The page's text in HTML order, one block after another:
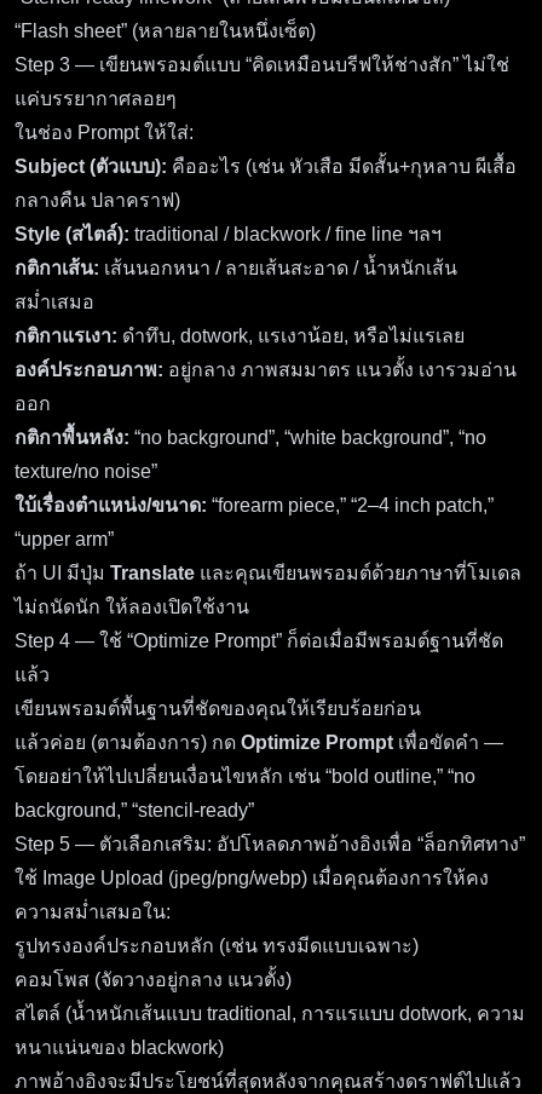
“Flash sheet” (หลายลายในหนึ่งเซ็ต)
Step 3 — เขียนพรอมต์แบบ “คิดเหมือนบรีฟให้ช่างสัก” ไม่ใช่
แค่บรรยากาศลอยๆ
ในช่อง Prompt ให้ใส่:
Subject (ตัวแบบ): คืออะไร (เช่น หัวเสือ มีดสั้น+กุหลาบ ผีเสื้อ
กลางคืน ปลาคราฟ)
Style (สไตล์): traditional / blackwork / fine line ฯลฯ
กติกาเส้น: เส้นนอกหนา / ลายเส้นสะอาด / น้ำหนักเส้น
สม่ำเสมอ
กติกาแรเงา: ดำทึบ, dotwork, แรเงาน้อย, หรือไม่แรเลย
องค์ประกอบภาพ: อยู่กลาง ภาพสมมาตร แนวตั้ง เงารวมอ่าน
ออก
กติกาพื้นหลัง: “no background”, “white background”, “no
texture/no noise”
ใบ้เรื่องตำแหน่ง/ขนาด: “forearm piece,” “2–4 inch patch,”
“upper arm”
ถ้า UI มีปุ่ม Translate และคุณเขียนพรอมต์ด้วยภาษาที่โมเดล
ไม่ถนัดนัก ให้ลองเปิดใช้งาน
Step 4 — ใช้ “Optimize Prompt” ก็ต่อเมื่อมีพรอมต์ฐานที่ชัด
แล้ว
เขียนพรอมต์พื้นฐานที่ชัดของคุณให้เรียบร้อยก่อน
แล้วค่อย (ตามต้องการ) กด Optimize Prompt เพื่อขัดคำ —
โดยอย่าให้ไปเปลี่ยนเงื่อนไขหลัก เช่น “bold outline,” “no
background,” “stencil-ready”
Step 5 — ตัวเลือกเสริม: อัปโหลดภาพอ้างอิงเพื่อ “ล็อกทิศทาง”
ใช้ Image Upload (jpeg/png/webp) เมื่อคุณต้องการให้คง
ความสม่ำเสมอใน:
รูปทรงองค์ประกอบหลัก (เช่น ทรงมีดแบบเฉพาะ)
คอมโพส (จัดวางอยู่กลาง แนวตั้ง)
สไตล์ (น้ำหนักเส้นแบบ traditional, การแรแบบ dotwork, ความ
หนาแน่นของ blackwork)
ภาพอ้างอิงจะมีประโยชน์ที่สุดหลังจากคุณสร้างดราฟต์ไปแล้ว